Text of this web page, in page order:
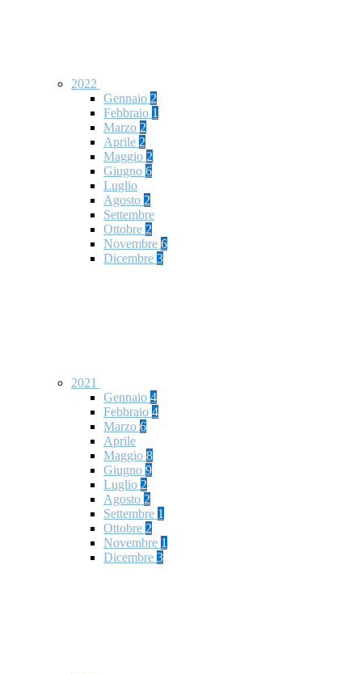
2022
Gennaio 2
Febbraio 1
Marzo 2
Aprile 2
Maggio 2
Giugno 6
Luglio
Agosto 2
Settembre
Ottobre 2
Novembre 6
Dicembre 3
2021
Gennaio 4
Febbraio 4
Marzo 6
Aprile
Maggio 8
Giugno 9
Luglio 2
Agosto 2
Settembre 1
Ottobre 2
Novembre 1
Dicembre 3